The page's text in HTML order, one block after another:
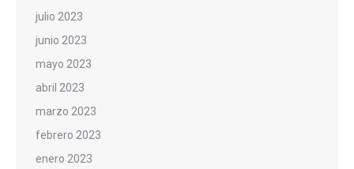
julio 2023
junio 2023
mayo 2023
abril 2023
marzo 2023
febrero 2023
enero 2023